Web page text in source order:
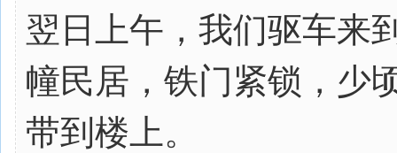
翌日上午，我们驱车来
幢民居，铁门紧锁，少
带到楼上。